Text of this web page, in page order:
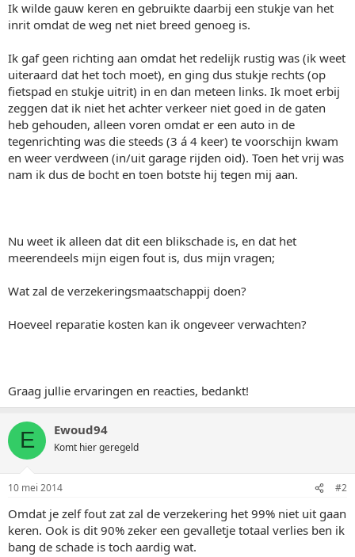
Ik wilde gauw keren en gebruikte daarbij een stukje van het
inrit omdat de weg net niet breed genoeg is.
Ik gaf geen richting aan omdat het redelijk rustig was (ik weet
uiteraard dat het toch moet), en ging dus stukje rechts (op
fietspad en stukje uitrit) in en dan meteen links. Ik moet erbij
zeggen dat ik niet het achter verkeer niet goed in de gaten
heb gehouden, alleen voren omdat er een auto in de
tegenrichting was die steeds (3 á 4 keer) te voorschijn kwam
en weer verdween (in/uit garage rijden oid). Toen het vrij was
nam ik dus de bocht en toen botste hij tegen mij aan.
Nu weet ik alleen dat dit een blikschade is, en dat het
meerendeels mijn eigen fout is, dus mijn vragen;
Wat zal de verzekeringsmaatschappij doen?
Hoeveel reparatie kosten kan ik ongeveer verwachten?
Graag jullie ervaringen en reacties, bedankt!
E Ewoud94
Komt hier geregeld
10 mei 2014 #2
Omdat je zelf fout zat zal de verzekering het 99% niet uit gaan
keren. Ook is dit 90% zeker een gevalletje totaal verlies ben ik
bang de schade is toch aardig wat.